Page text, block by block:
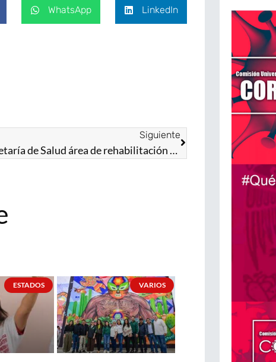
WhatsApp LinkedIn
Siguiente
Inaugura Secretaría de Salud área de rehabilitación para personas con discapacidad en Metepec
ESTADOS VARIOS